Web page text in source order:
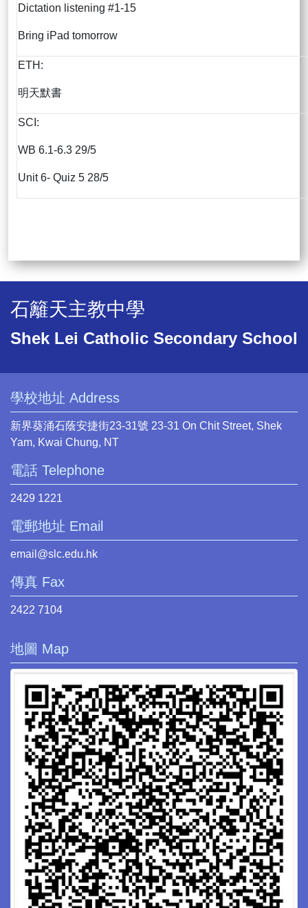
Dictation listening #1-15
Bring iPad tomorrow
ETH:
明天默書
SCI:
WB 6.1-6.3 29/5
Unit 6- Quiz 5 28/5
石籬天主教中學
Shek Lei Catholic Secondary School
學校地址 Address
新界葵涌石蔭安捷街23-31號 23-31 On Chit Street, Shek
Yam, Kwai Chung, NT
電話 Telephone
2429 1221
電郵地址 Email
email@slc.edu.hk
傳真 Fax
2422 7104
地圖 Map